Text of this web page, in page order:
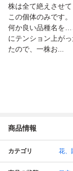
株は全て絶えさせ
この個体のみです。
何か良い品種名を…
にテンション上が
たので、一株お...
商品情報
カテゴリ 花、